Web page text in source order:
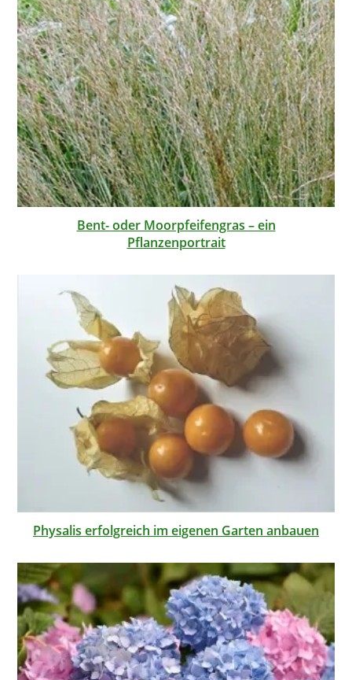
Bent- oder Moorpfeifengras – ein
Pflanzenportrait
Physalis erfolgreich im eigenen Garten anbauen